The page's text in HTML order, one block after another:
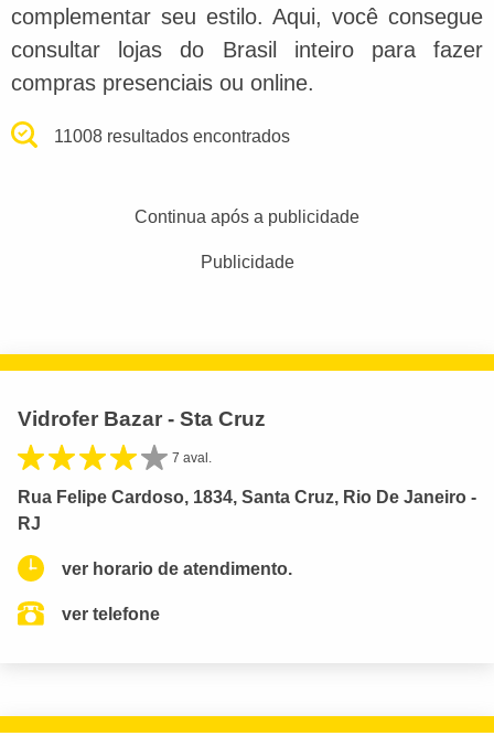
complementar seu estilo. Aqui, você consegue
consultar lojas do Brasil inteiro para fazer
compras presenciais ou online.
11008 resultados encontrados
Continua após a publicidade
Publicidade
Vidrofer Bazar - Sta Cruz
7 aval.
Rua Felipe Cardoso, 1834, Santa Cruz, Rio De Janeiro -
RJ
ver horario de atendimento.
ver telefone